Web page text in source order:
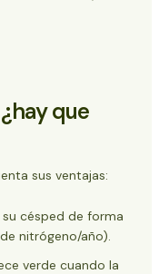
que
sus ventajas:
su césped de forma
nitrógeno/año).
verde cuando la